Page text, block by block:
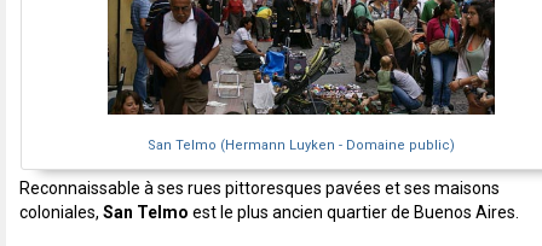
San Telmo (Hermann Luyken - Domaine public)
Reconnaissable à ses rues pittoresques pavées et ses maisons
coloniales, San Telmo est le plus ancien quartier de Buenos Aires.